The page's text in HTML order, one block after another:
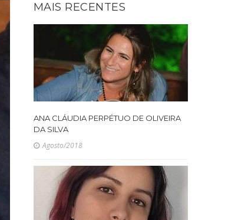
MAIS RECENTES
ANA CLÁUDIA PERPÉTUO DE OLIVEIRA
DA SILVA
Agosto/2018